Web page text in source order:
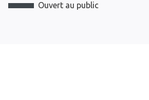
Ouvert au public